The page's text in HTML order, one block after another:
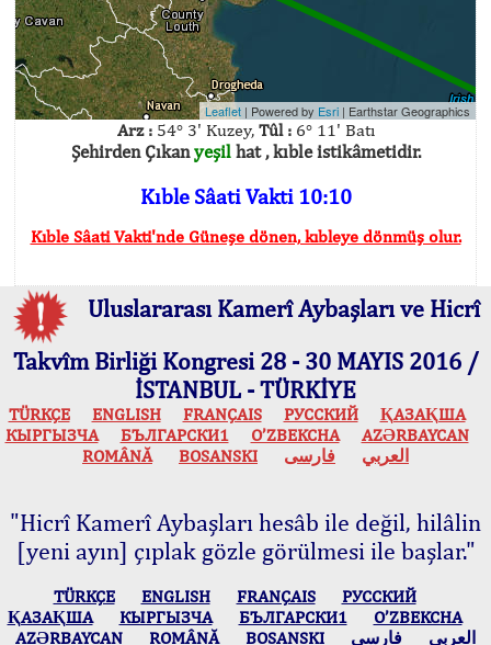
Leaflet | Powered by Esri | Earthstar Geographics
Arz :54° 3' Kuzey, Tûl :6° 11' Batı
Şehirden Çıkanyeşilhat , kıble istikâmetidir.
Kıble Sâati Vakti 10:10
Kıble Sâati Vakti'nde Güneşe dönen, kıbleye dönmüş olur.
Uluslararası Kamerî Aybaşları ve Hicrî
Takvîm Birliği Kongresi 28 - 30 MAYIS 2016 /
İSTANBUL - TÜRKİYE
TÜRKÇE ENGLISH FRANÇAIS РУССКИЙ
ҚАЗАҚША
КЫPГЫЗЧA
БЪЛГАРСКИ1 O’ZBEKCHA
AZӘRBAYCAN
ROMÂNĂ
BOSANSKI العربي فارسی
"Hicrî Kamerî Aybaşları hesâb ile değil, hilâlin
[yeni ayın] çıplak gözle görülmesi ile başlar."
TÜRKÇE ENGLISH FRANÇAIS
РУССКИЙ
ҚАЗАҚША
КЫPГЫЗЧA БЪЛГАРСКИ1
O’ZBEKCHA
AZӘRBAYCAN
ROMÂNĂ BOSANSKI العربي فارسی